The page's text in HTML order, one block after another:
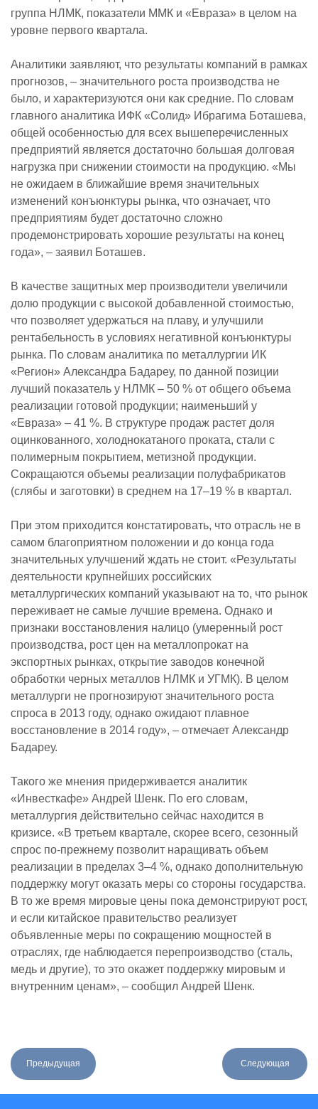
группа НЛМК, показатели ММК и «Евраза» в целом на
уровне первого квартала.
Аналитики заявляют, что результаты компаний в рамках
прогнозов, – значительного роста производства не
было, и характеризуются они как средние. По словам
главного аналитика ИФК «Солид» Ибрагима Боташева,
общей особенностью для всех вышеперечисленных
предприятий является достаточно большая долговая
нагрузка при снижении стоимости на продукцию. «Мы
не ожидаем в ближайшие время значительных
изменений конъюнктуры рынка, что означает, что
предприятиям будет достаточно сложно
продемонстрировать хорошие результаты на конец
года», – заявил Боташев.
В качестве защитных мер производители увеличили
долю продукции с высокой добавленной стоимостью,
что позволяет удержаться на плаву, и улучшили
рентабельность в условиях негативной конъюнктуры
рынка. По словам аналитика по металлургии ИК
«Регион» Александра Бадареу, по данной позиции
лучший показатель у НЛМК – 50 % от общего объема
реализации готовой продукции; наименьший у
«Евраза» – 41 %. В структуре продаж растет доля
оцинкованного, холоднокатаного проката, стали с
полимерным покрытием, метизной продукции.
Сокращаются объемы реализации полуфабрикатов
(слябы и заготовки) в среднем на 17–19 % в квартал.
При этом приходится констатировать, что отрасль не в
самом благоприятном положении и до конца года
значительных улучшений ждать не стоит. «Результаты
деятельности крупнейших российских
металлургических компаний указывают на то, что рынок
переживает не самые лучшие времена. Однако и
признаки восстановления налицо (умеренный рост
производства, рост цен на металлопрокат на
экспортных рынках, открытие заводов конечной
обработки черных металлов НЛМК и УГМК). В целом
металлурги не прогнозируют значительного роста
спроса в 2013 году, однако ожидают плавное
восстановление в 2014 году», – отмечает Александр
Бадареу.
Такого же мнения придерживается аналитик
«Инвесткафе» Андрей Шенк. По его словам,
металлургия действительно сейчас находится в
кризисе. «В третьем квартале, скорее всего, сезонный
спрос по-прежнему позволит наращивать объем
реализации в пределах 3–4 %, однако дополнительную
поддержку могут оказать меры со стороны государства.
В то же время мировые цены пока демонстрируют рост,
и если китайское правительство реализует
объявленные меры по сокращению мощностей в
отраслях, где наблюдается перепроизводство (сталь,
медь и другие), то это окажет поддержку мировым и
внутренним ценам», – сообщил Андрей Шенк.
Предыдущая Следующая